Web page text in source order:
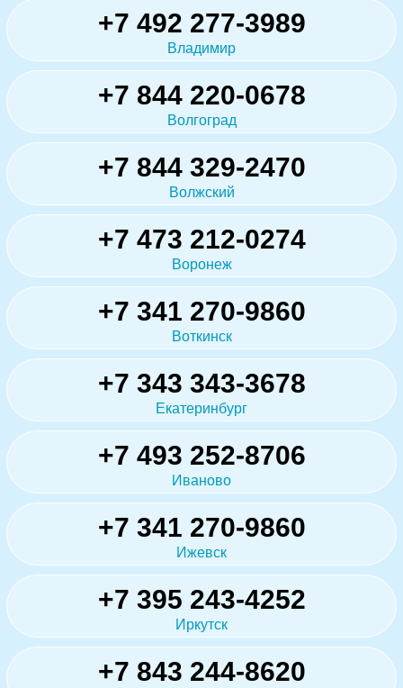
+7 492 277-3989
Владимир
+7 844 220-0678
Волгоград
+7 844 329-2470
Волжский
+7 473 212-0274
Воронеж
+7 341 270-9860
Воткинск
+7 343 343-3678
Екатеринбург
+7 493 252-8706
Иваново
+7 341 270-9860
Ижевск
+7 395 243-4252
Иркутск
+7 843 244-8620